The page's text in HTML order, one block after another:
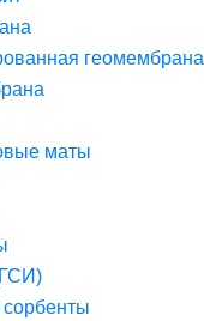
геомембрана
маты